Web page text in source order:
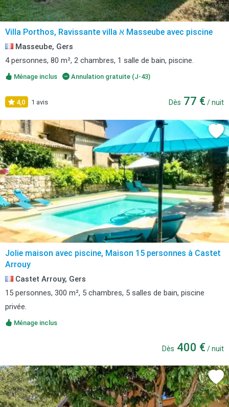
Villa Porthos, Ravissante villa א Masseube avec piscine
Masseube, Gers
4 personnes, 80 m², 2 chambres, 1 salle de bain, piscine.
Ménage inclus Annulation gratuite (J-43)
4,0 1 avis Dès 77 € / nuit
Jolie maison avec piscine, Maison 15 personnes à Castet
Arrouy
Castet Arrouy, Gers
15 personnes, 300 m², 5 chambres, 5 salles de bain, piscine
privée.
Ménage inclus
Dès 400 € / nuit